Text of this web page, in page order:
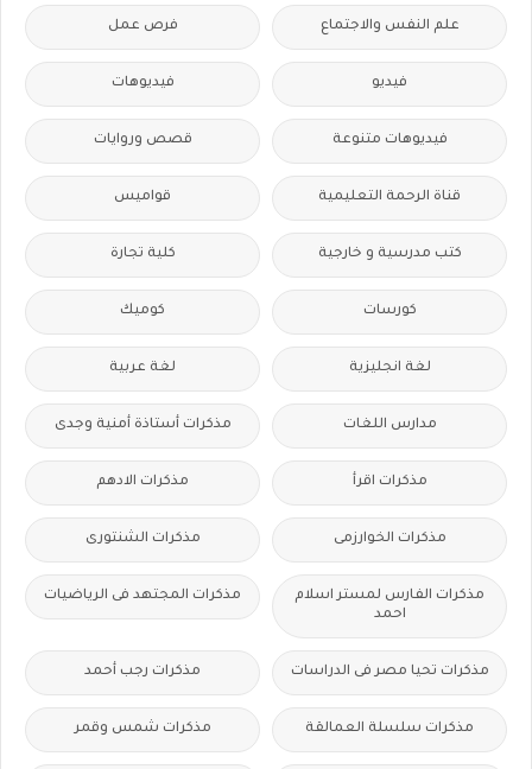
علم النفس والاجتماع فرص عمل
فيديو فيديوهات
فيديوهات متنوعة قصص وروايات
قناة الرحمة التعليمية قواميس
كتب مدرسية و خارجية كلية تجارة
كورسات كوميك
لغة انجليزية لغة عربية
مدارس اللغات مذكرات أستاذة أمنية وجدى
مذكرات اقرأ مذكرات الادهم
مذكرات الخوارزمى مذكرات الشنتورى
مذكرات الفارس لمستر اسلام
احمد
مذكرات المجتهد فى الرياضيات
مذكرات تحيا مصر فى الدراسات مذكرات رجب أحمد
مذكرات سلسلة العمالقة مذكرات شمس وقمر